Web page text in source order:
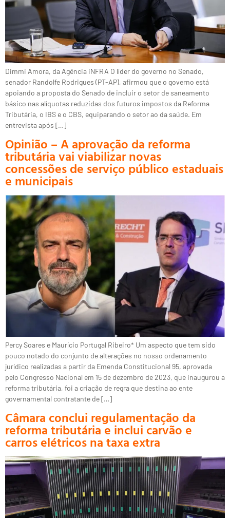
Dimmi Amora, da Agência iNFRA O líder do governo no Senado,
senador Randolfe Rodrigues (PT-AP), afirmou que o governo está
apoiando a proposta do Senado de incluir o setor de saneamento
básico nas alíquotas reduzidas dos futuros impostos da Reforma
Tributária, o IBS e o CBS, equiparando o setor ao da saúde. Em
entrevista após […]
Opinião – A aprovação da reforma
tributária vai viabilizar novas
concessões de serviço público estaduais
e municipais
Percy Soares e Maurício Portugal Ribeiro* Um aspecto que tem sido
pouco notado do conjunto de alterações no nosso ordenamento
jurídico realizadas a partir da Emenda Constitucional 95, aprovada
pelo Congresso Nacional em 15 de dezembro de 2023, que inaugurou a
reforma tributária, foi a criação de regra que destina ao ente
governamental contratante de […]
Câmara conclui regulamentação da
reforma tributária e inclui carvão e
carros elétricos na taxa extra